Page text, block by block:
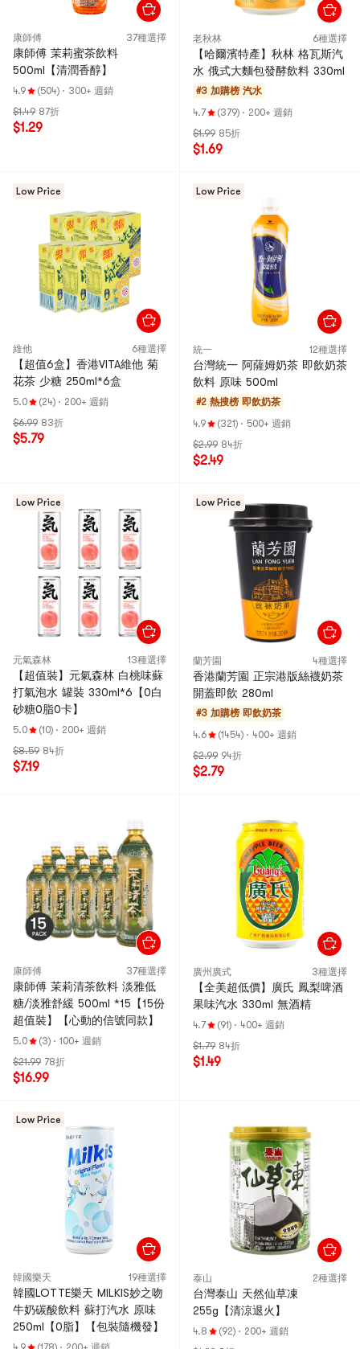
康師傅 37種選擇
康師傅 茉莉蜜茶飲料
500ml【清潤香醇】
4.9 (504) · 300+ 週銷
$1.49 87折
$1.29
老秋林 6種選擇
【哈爾濱特產】秋林 格瓦斯汽
水 俄式大麵包發酵飲料 330ml
#3 加購榜 汽水
4.7
(379) · 200+ 週銷
$1.99 85折
$1.69
Low Price
維他 6種選擇
【超值6盒】香港VITA維他 菊
花茶 少糖 250ml*6盒
5.0 (24) · 200+ 週銷
$6.99 83折
$5.79
Low Price
統一 12種選擇
台灣統一 阿薩姆奶茶 即飲奶茶
飲料 原味 500ml
#2 熱搜榜 即飲奶茶
4.9
(321) · 500+ 週銷
$2.99 84折
$2.49
Low Price
元氣森林 13種選擇
【超值裝】元氣森林 白桃味蘇
打氣泡水 罐裝 330ml*6【0白
砂糖0脂0卡】
5.0 (10) · 200+ 週銷
$8.59 84折
$7.19
Low Price
蘭芳園 4種選擇
香港蘭芳園 正宗港版絲襪奶茶
開蓋即飲 280ml
#3 加購榜 即飲奶茶
4.6
(1454) · 400+ 週銷
$2.99 94折
$2.79
康師傅 37種選擇
康師傅 茉莉清茶飲料 淡雅低
糖/淡雅舒緩 500ml *15【15份
超值裝】【心動的信號同款】
5.0 (3) · 100+ 週銷
$21.99 78折
$16.99
廣州廣式 3種選擇
【全美超低價】廣氏 鳳梨啤酒
果味汽水 330ml 無酒精
4.7 (91) · 400+ 週銷
$1.79 84折
$1.49
Low Price
韓國樂天 19種選擇
韓國LOTTE樂天 MILKIS妙之吻
牛奶碳酸飲料 蘇打汽水 原味
250ml【0脂】【包裝隨機發】
泰山 2種選擇
台灣泰山 天然仙草凍
255g【清涼退火】
4.8 (92) · 200+ 週銷